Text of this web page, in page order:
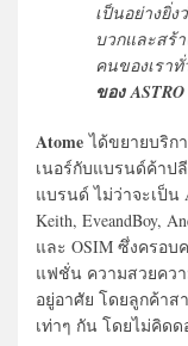
เป็นอย่างยิ่
บวกและสร้
คนของเราทั่
ของ ASTRO
Atomeได้ขยายบริก
เนอร์กับแบรนด์ค้าป
แบรนด์ ไม่ว่าจะเป็น
Keith, EveandBoy,
และ OSIM ซึ่งครอ
แฟชั่น ความสวยคว
อยู่อาศัย โดยลูกค้าส
เท่าๆ กัน โดยไม่คิดด